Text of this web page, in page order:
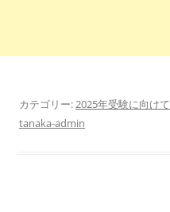
カテゴリー:2025年受験に向けて
tanaka-admin